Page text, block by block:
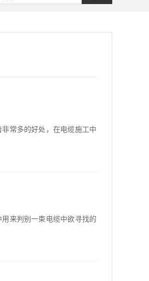
常多的好处，在电缆施工中
来判别一束电缆中欲寻找的